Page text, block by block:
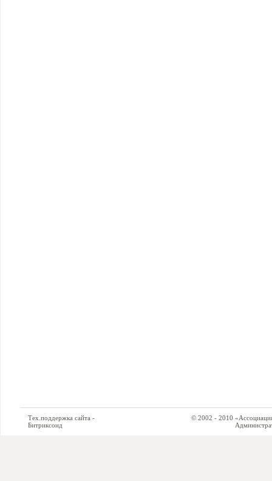
Тех.поддержка сайта -
Битриксоид
© 2002 - 2010 «Ассоциация